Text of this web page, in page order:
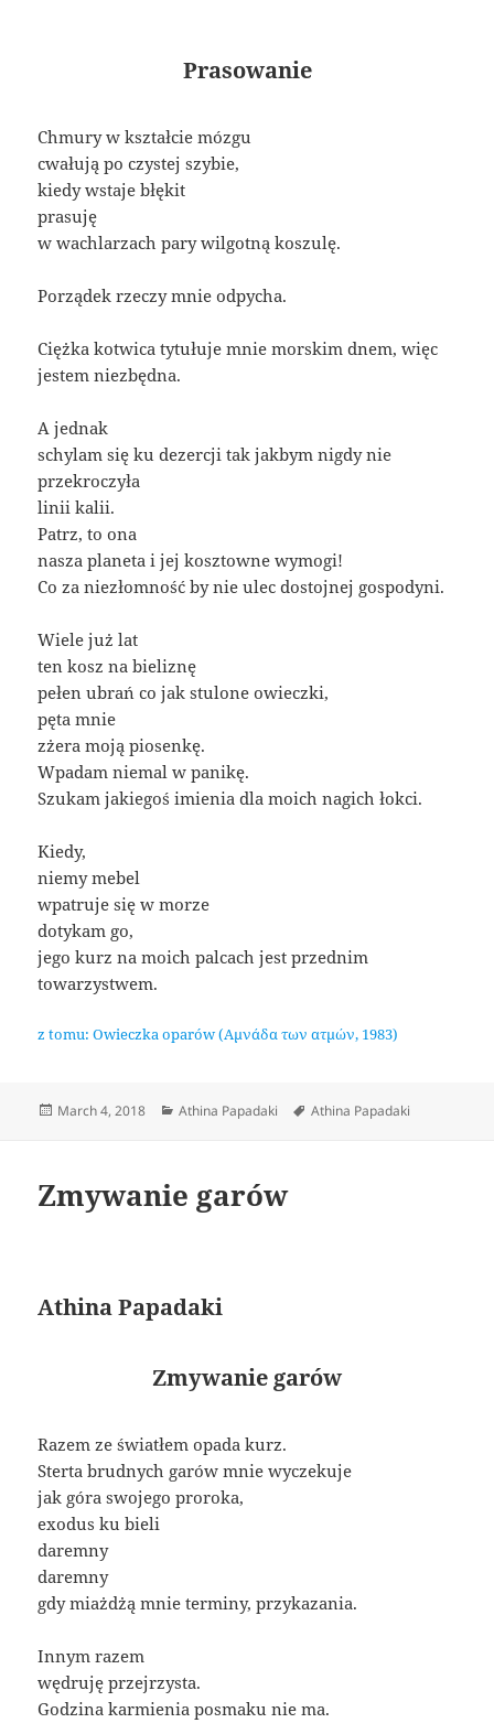
Prasowanie
Chmury w kształcie mózgu
cwałują po czystej szybie,
kiedy wstaje błękit
prasuję
w wachlarzach pary wilgotną koszulę.
Porządek rzeczy mnie odpycha.
Ciężka kotwica tytułuje mnie morskim dnem, więc
jestem niezbędna.
A jednak
schylam się ku dezercji tak jakbym nigdy nie
przekroczyła
linii kalii.
Patrz, to ona
nasza planeta i jej kosztowne wymogi!
Co za niezłomność by nie ulec dostojnej gospodyni.
Wiele już lat
ten kosz na bieliznę
pełen ubrań co jak stulone owieczki,
pęta mnie
zżera moją piosenkę.
Wpadam niemal w panikę.
Szukam jakiegoś imienia dla moich nagich łokci.
Kiedy,
niemy mebel
wpatruje się w morze
dotykam go,
jego kurz na moich palcach jest przednim
towarzystwem.
z tomu: Owieczka oparów (Αμνάδα των ατμών, 1983)
Posted
March 4, 2018 Categories
Athina Papadaki Tags
Athina Papadaki
Zmywanie garów
Athina Papadaki
Zmywanie garów
Razem ze światłem opada kurz.
Sterta brudnych garów mnie wyczekuje
jak góra swojego proroka,
exodus ku bieli
daremny
daremny
gdy miażdżą mnie terminy, przykazania.
Innym razem
wędruję przejrzysta.
Godzina karmienia posmaku nie ma.